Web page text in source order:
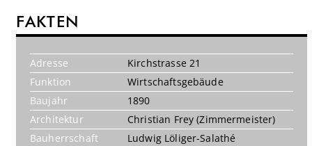
FAKTEN
Adresse
Kirchstrasse 21
Funktion
Wirtschaftsgebäude
Baujahr
1890
Architektur
Christian Frey (Zimmermeister)
Bauherrschaft
Ludwig Löliger-Salathé